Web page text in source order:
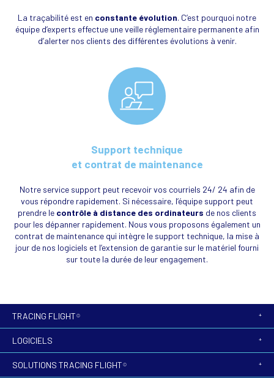
La traçabilité est en constante évolution. C’est pourquoi notre
équipe d’experts effectue une veille réglementaire permanente afin
d’alerter nos clients des différentes évolutions à venir.
Support technique
et contrat de maintenance
Notre service support peut recevoir vos courriels 24/ 24 afin de
vous répondre rapidement. Si nécessaire, l’équipe support peut
prendre le contrôle à distance des ordinateurs de nos clients
pour les dépanner rapidement. Nous vous proposons également un
contrat de maintenance qui intègre le support technique, la mise à
jour de nos logiciels et l’extension de garantie sur le matériel fourni
sur toute la durée de leur engagement.
TRACING FLIGHT ©
LOGICIELS
SOLUTIONS TRACING FLIGHT ©